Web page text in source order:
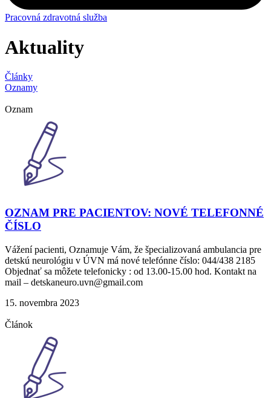
Pracovná zdravotná služba
Aktuality
Články
Oznamy
Oznam
OZNAM PRE PACIENTOV: NOVÉ TELEFONNÉ
ČÍSLO
Vážení pacienti, Oznamuje Vám, že špecializovaná ambulancia pre
detskú neurológiu v ÚVN má nové telefónne číslo: 044/438 2185
Objednať sa môžete telefonicky : od 13.00-15.00 hod. Kontakt na
mail – detskaneuro.uvn@gmail.com
15. novembra 2023
Článok